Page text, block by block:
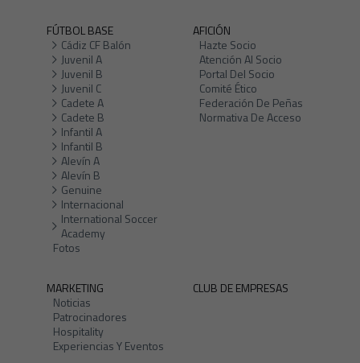
FÚTBOL BASE
Cádiz CF Balón
Juvenil A
Juvenil B
Juvenil C
Cadete A
Cadete B
Infantil A
Infantil B
Alevín A
Alevín B
Genuine
Internacional
International Soccer
Academy
Fotos
AFICIÓN
Hazte Socio
Atención Al Socio
Portal Del Socio
Comité Ético
Federación De Peñas
Normativa De Acceso
MARKETING
Noticias
Patrocinadores
Hospitality
Experiencias Y Eventos
CLUB DE EMPRESAS